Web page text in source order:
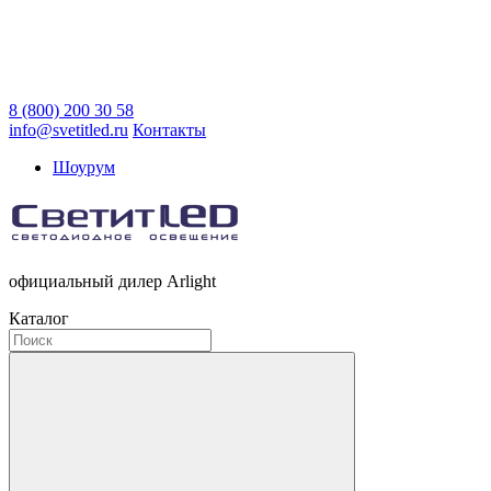
8 (800) 200 30 58
info@svetitled.ru Контакты
Шоурум
официальный дилер Arlight
Каталог